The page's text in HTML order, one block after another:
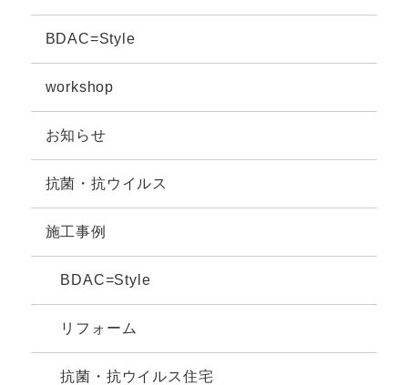
BDAC=Style
workshop
お知らせ
抗菌・抗ウイルス
施工事例
BDAC=Style
リフォーム
抗菌・抗ウイルス住宅